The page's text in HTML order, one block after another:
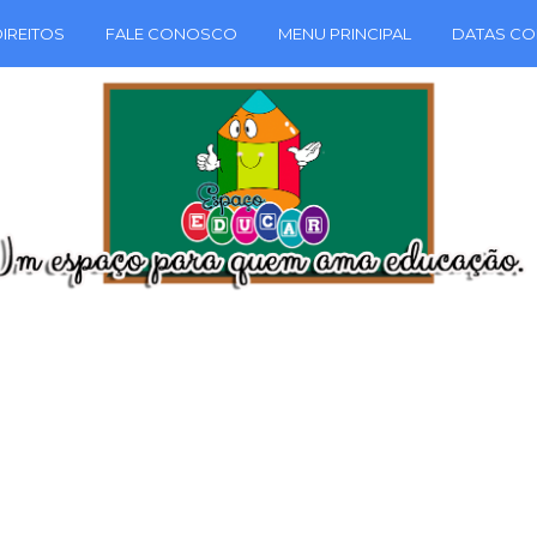
FALE CONOSCO MENU PRINCIPAL DATAS